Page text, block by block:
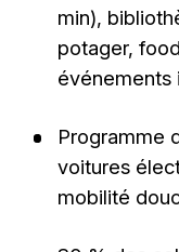
min),
potager,
événements
Programme
voitures
mobilité